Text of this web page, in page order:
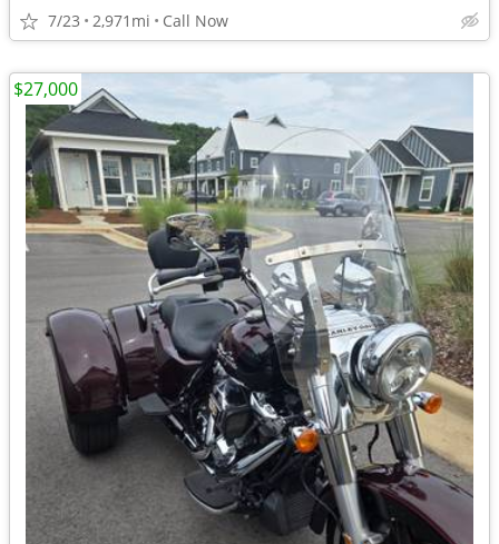
7/23 2,971mi Call Now
$27,000